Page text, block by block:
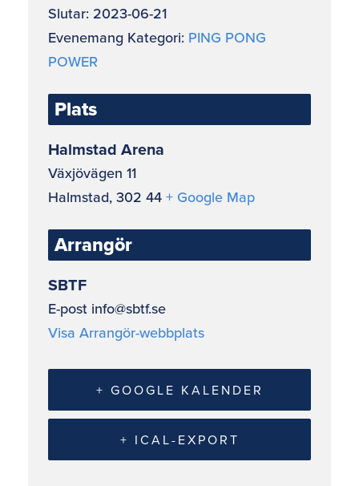
Slutar: 2023-06-21
Evenemang Kategori: PING PONG
POWER
Plats
Halmstad Arena
Växjövägen 11
Halmstad, 302 44 + Google Map
Arrangör
SBTF
E-post info@sbtf.se
Visa Arrangör-webbplats
+ GOOGLE KALENDER
+ ICAL-EXPORT